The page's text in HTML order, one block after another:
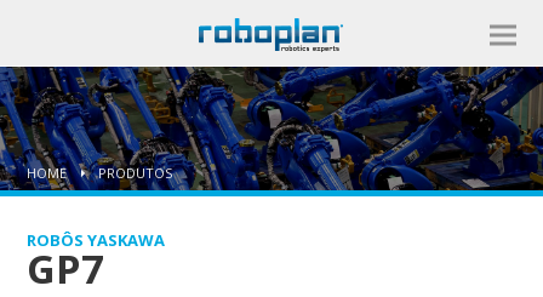
HOME PRODUTOS
ROBÔS YASKAWA
GP7